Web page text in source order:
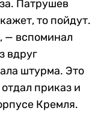
Патрушев
то пойдут.
— вспоминал
вдруг
штурма. Это
приказ и
Кремля.